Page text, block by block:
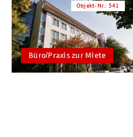
Büro/Praxis zur Miete
Objekt-Nr.: 541